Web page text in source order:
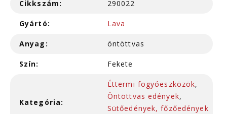
Cikkszám: 290022
Gyártó: Lava
Anyag: öntöttvas
Szín: Fekete
Kategória:
Éttermi fogyóeszközök,
Öntöttvas edények,
Sütőedények, főzőedények